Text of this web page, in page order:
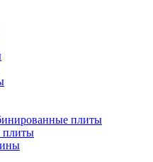
пушки
аспираторы плиты
плиты